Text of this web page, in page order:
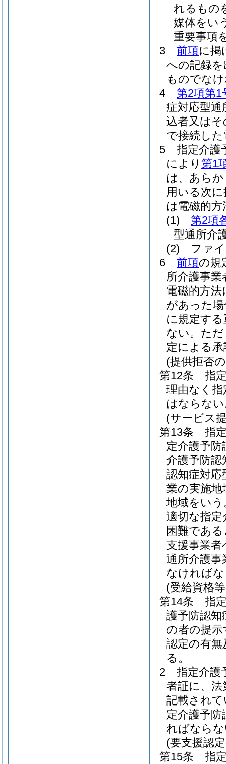
れるもの
媒体をい
重要事項
3
前項に掲
への記録
ものでな
4
第2項第1
症対応型通
込者又は
で接続し
5
指定介護
により 第1
は、あら
用いる次
は電磁的
(1)
第2項
型通所介
(2)
ファ
6
前項の規
所介護事
電磁的方
があった
に規定す
ない。 た
定による
(提供拒否
第12条
指
理由なく指
はならな
(サービス
第13条
指
定介護予防
介護予防認
認知症対応
業の実施地
地域をい
適切な指
困難であ
支援事業者
通所介護
なければ
(受給資格
第14条
指
護予防認
の者の提
認定の有
る。
2
指定介護
者証に、法
記載され
定介護予
ればなら
(要支援認
第15条
指